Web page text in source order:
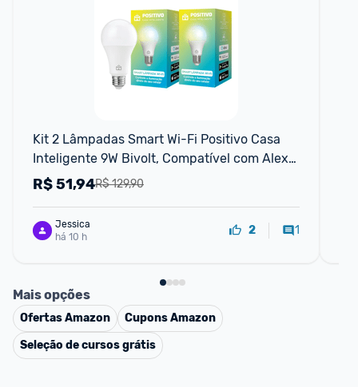
Kit 2 Lâmpadas Smart Wi-Fi Positivo Casa
Inteligente 9W Bivolt, Compatível com Alexa
e Google Assistente, Controle por App e Voz,
R$ 129,90
R$51,94
Jessica
há 10 h
2 1
Mais opções
OfertasAmazon CuponsAmazon
Seleção de cursos grátis